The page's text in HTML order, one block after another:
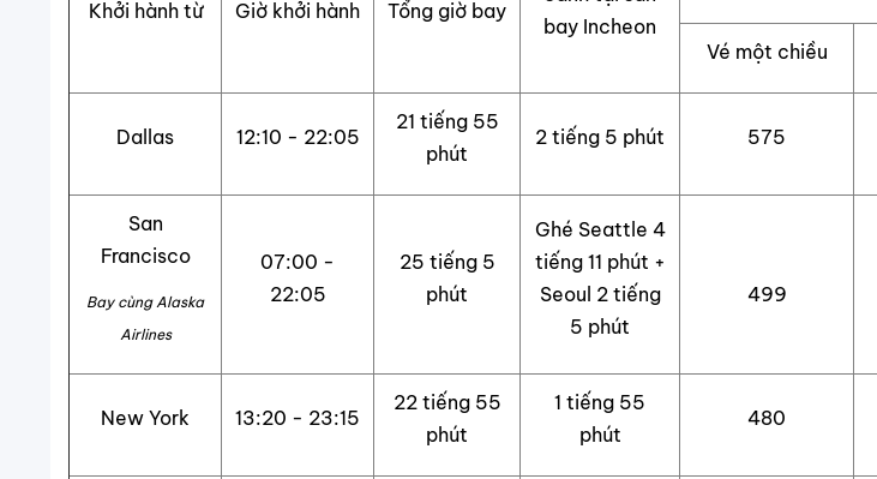
Khởi hành từ Giờ khởi hành Tổng giờ bay
bay Incheon
Vé một chiều
Dallas 12:10 - 22:05
21 tiếng 55
phút
2 tiếng 5 phút 575
San
Francisco
Bay cùng Alaska
Airlines
07:00 -
22:05
25 tiếng 5
phút
Ghé Seattle 4
tiếng 11 phút +
Seoul 2 tiếng
5 phút
499
New York 13:20 - 23:15
22 tiếng 55
phút
1 tiếng 55
phút
480